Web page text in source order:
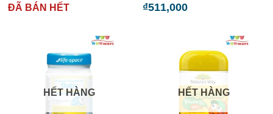
ĐÃ BÁN HẾT ₫511,000
HẾT HÀNG HẾT HÀNG